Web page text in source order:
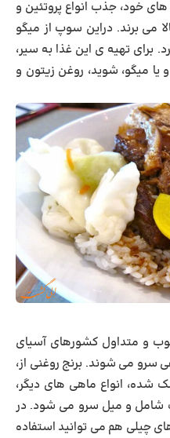
خود، جذب انواع پروتئین و
می برند. دراین سوپ از میگو
برای تهیه ی این غذا به سیر،
یا میگو، شوید، روغن زیتون و
و متداول کشورهای آسیای
می شوند. برنج روغنی از،
شده، انواع ماهی های دیگر،
شامل و میل سرو می شود. در
چیلی هم می توانید استفاده